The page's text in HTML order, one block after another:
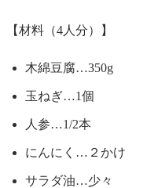
【材料（4人分）】
木綿豆腐…350g
玉ねぎ…1個
人参…1/2本
にんにく…２かけ
サラダ油…少々